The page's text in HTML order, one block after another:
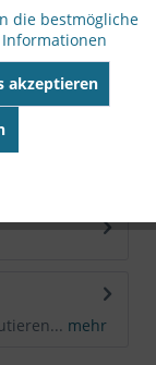
bieten
mehr
mehr
die bestmögliche
akzeptieren